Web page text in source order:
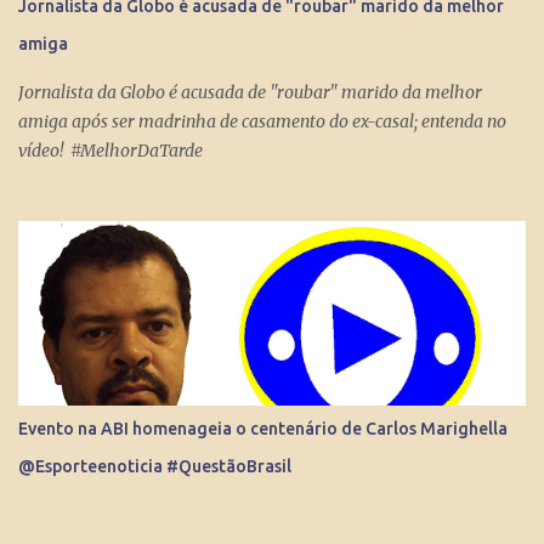
Internet consegue produzir milionários, transformar anônimos
em celebridades e até criar fenômenos como Juliette, mas ai já é
Jornalista da Globo é acusada de "roubar" marido da melhor
amiga
Jornalista da Globo é acusada de "roubar" marido da melhor
amiga após ser madrinha de casamento do ex-casal; entenda no
vídeo! #MelhorDaTarde
Evento na ABI homenageia o centenário de Carlos Marighella
@Esporteenoticia #QuestãoBrasil